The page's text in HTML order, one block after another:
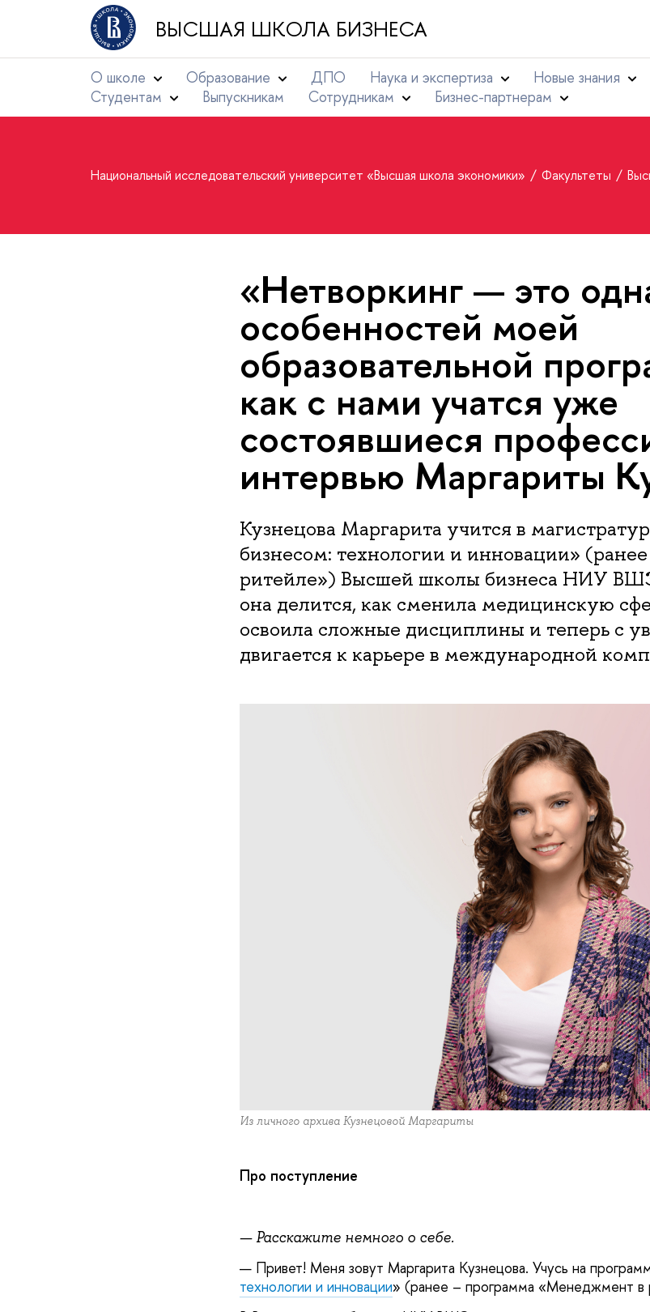
ВЫСШАЯ ШКОЛА БИЗНЕСА
О школе Образование ДПО Наука и экспертиза Новые знания
Студентам
Выпускникам Сотрудникам Бизнес-партнерам
Национальный исследовательский университет «Высшая школа экономики» Факультеты
«Нетворкинг — это
особенностей моей
образовательной
как с нами учатся уже
состоявшиеся
интервью Маргариты
Кузнецова Маргарита учится в
бизнесом: технологии и инновации»
ритейле») Высшей школы бизнеса НИУ
она делится, как сменила медицинскую
освоила сложные дисциплины и теперь с
двигается к карьере в международной
Из личного архива Кузнецовой Маргариты
Про поступление
— Расскажите немного о себе.
— Привет! Меня зовут Маргарита Кузнецова. Учусь на
технологии и инновации» (ранее – программа «Менеджмент в